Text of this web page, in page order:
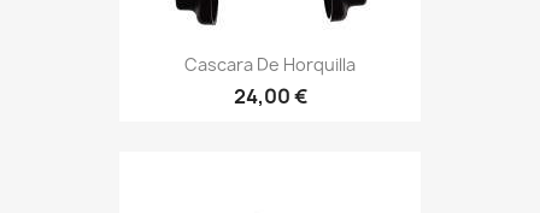
Cascara De Horquilla
24,00 €